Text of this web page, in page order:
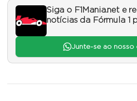
Siga o F1Mania.net e
notícias da Fórmula 1
Junte-se ao nosso